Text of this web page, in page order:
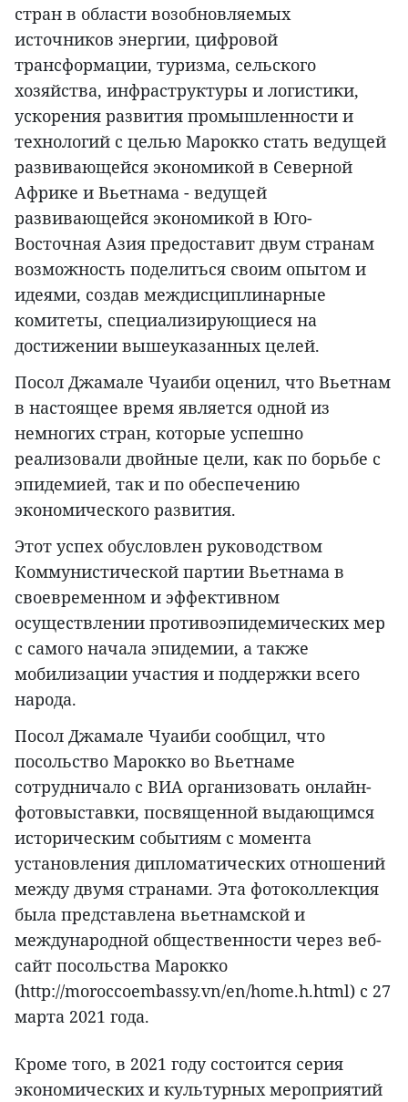
стран в области возобновляемых
источников энергии, цифровой
трансформации, туризма, сельского
хозяйства, инфраструктуры и логистики,
ускорения развития промышленности и
технологий с целью Марокко стать ведущей
развивающейся экономикой в Северной
Африке и Вьетнама - ведущей
развивающейся экономикой в Юго-
Восточная Азия предоставит двум странам
возможность поделиться своим опытом и
идеями, создав междисциплинарные
комитеты, специализирующиеся на
достижении вышеуказанных целей.
Посол Джамале Чуаиби оценил, что Вьетнам
в настоящее время является одной из
немногих стран, которые успешно
реализовали двойные цели, как по борьбе с
эпидемией, так и по обеспечению
экономического развития.
Этот успех обусловлен руководством
Коммунистической партии Вьетнама в
своевременном и эффективном
осуществлении противоэпидемических мер
с самого начала эпидемии, а также
мобилизации участия и поддержки всего
народа.
Посол Джамале Чуаиби сообщил, что
посольство Марокко во Вьетнаме
сотрудничало с ВИА организовать онлайн-
фотовыставки, посвященной выдающимся
историческим событиям с момента
установления дипломатических отношений
между двумя странами. Эта фотоколлекция
была представлена вьетнамской и
международной общественности через веб-
сайт посольства Марокко
(http://moroccoembassy.vn/en/home.h.html) с 27
марта 2021 года.
Кроме того, в 2021 году состоится серия
экономических и культурных мероприятий